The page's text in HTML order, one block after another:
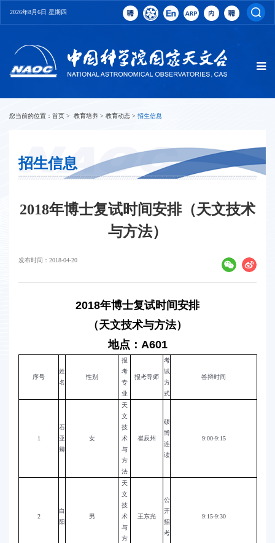
2026年8月6日 星期四
您当前的位置： 首页 > 教育培养 > 教育动态 > 招生信息
招生信息
2018年博士复试时间安排（天文技术
与方法）
发布时间：2018-04-20
2018年博士复试时间安排
（天文技术与方法）
地点：A601
序号
姓
名
性别
报
考
专
业
报考导师
考
试
方
式
答辩时间
1
石
亚
卿
女
天
文
技
术
与
方
法
崔辰州
硕
博
连
读
9:00-9:15
2
白
阳
男
天
文
技
术
与
方
王东光
公
开
招
考
9:15-9:30